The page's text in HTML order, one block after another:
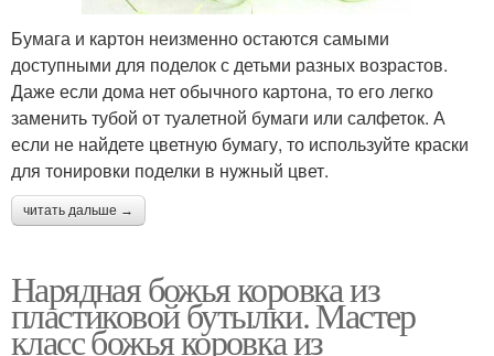
Бумага и картон неизменно остаются самыми
доступными для поделок с детьми разных возрастов.
Даже если дома нет обычного картона, то его легко
заменить тубой от туалетной бумаги или салфеток. А
если не найдете цветную бумагу, то используйте краски
для тонировки поделки в нужный цвет.
читать дальше →
Нарядная божья коровка из
пластиковой бутылки. Мастер
класс божья коровка из